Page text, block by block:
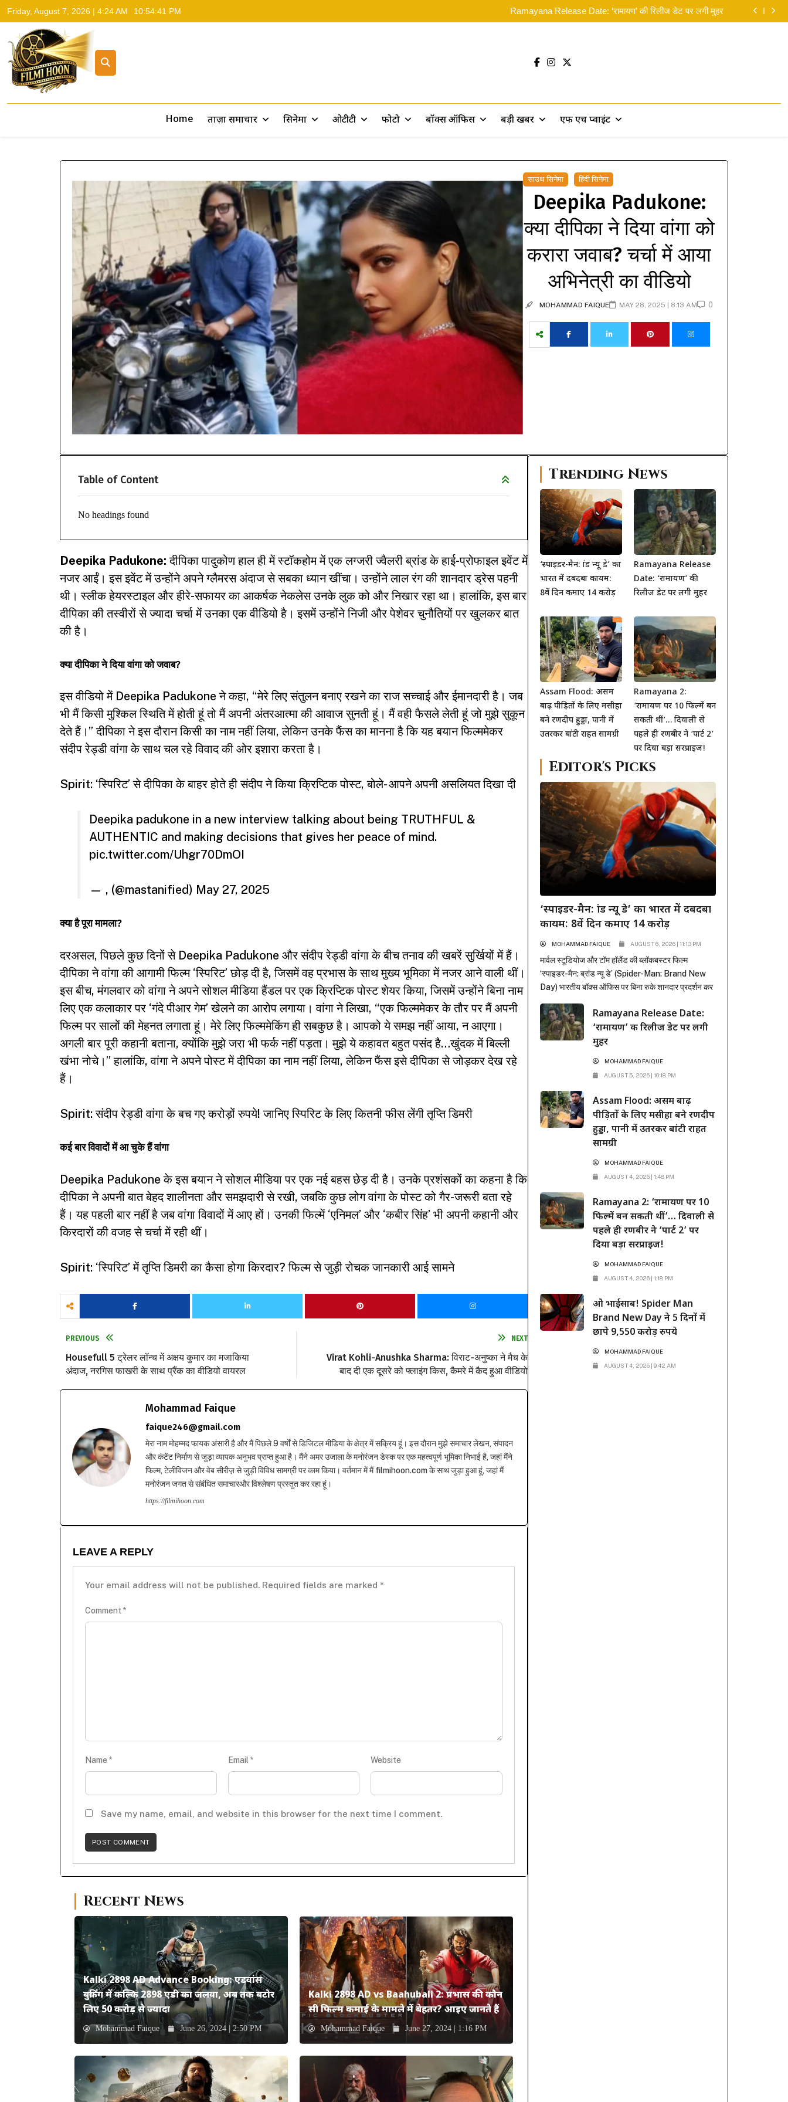
Friday, August 7, 2026 | 4:24 AM 10:54:42 PM
Ramayana Release Date: ‘रामायण’ की रिलीज डेट पर लगी मुहर
Assam Flood: असम बाढ़ पीड़ितों के लिए मसीहा बने रणदीप हुड्डा, पानी में उतरकर बांटी राहत सामग्री
Assam Flood: असम बाढ़ पीड़ितों के लिए मसीहा बने रणदीप हुड्डा, पानी में उतरकर बांटी राहत सामग्री
Filmi Hoon Home ताज़ा समाचार सिनेमा ओटीटी फोटो बॉक्स ऑफिस बड़ी खबर एफ एच प्वाइंट
साउथ सिनेमा हिंदी सिनेमा
Deepika Padukone:
क्या दीपिका ने दिया वांगा को
करारा जवाब? चर्चा में आया
अभिनेत्री का वीडियो
MOHAMMAD FAIQUE MAY 28, 2025 | 8:13 AM 0
Table of Content
No headings found
Deepika Padukone: दीपिका पादुकोण हाल ही में स्टॉकहोम में एक लग्जरी ज्वैलरी ब्रांड के हाई-प्रोफाइल इवेंट में
नजर आईं। इस इवेंट में उन्होंने अपने ग्लैमरस अंदाज से सबका ध्यान खींचा। उन्होंने लाल रंग की शानदार ड्रेस पहनी
थी। स्लीक हेयरस्टाइल और हीरे-सफायर का आकर्षक नेकलेस उनके लुक को और निखार रहा था। हालांकि, इस बार
दीपिका की तस्वीरों से ज्यादा चर्चा में उनका एक वीडियो है। इसमें उन्होंने निजी और पेशेवर चुनौतियों पर खुलकर बात
की है।
क्या दीपिका ने दिया वांगा को जवाब?
इस वीडियो में Deepika Padukone ने कहा, “मेरे लिए संतुलन बनाए रखने का राज सच्चाई और ईमानदारी है। जब
भी मैं किसी मुश्किल स्थिति में होती हूं तो मैं अपनी अंतरआत्मा की आवाज सुनती हूं। मैं वही फैसले लेती हूं जो मुझे सुकून
देते हैं।” दीपिका ने इस दौरान किसी का नाम नहीं लिया, लेकिन उनके फैंस का मानना है कि यह बयान फिल्ममेकर
संदीप रेड्डी वांगा के साथ चल रहे विवाद की ओर इशारा करता है।
Spirit: ‘स्पिरिट’ से दीपिका के बाहर होते ही संदीप ने किया क्रिप्टिक पोस्ट, बोले- आपने अपनी असलियत दिखा दी
Deepika padukone in a new interview talking about being TRUTHFUL &
AUTHENTIC and making decisions that gives her peace of mind.
pic.twitter.com/Uhgr70DmOI
— , (@mastanified) May 27, 2025
क्या है पूरा मामला?
दरअसल, पिछले कुछ दिनों से Deepika Padukone और संदीप रेड्डी वांगा के बीच तनाव की खबरें सुर्खियों में हैं।
दीपिका ने वांगा की आगामी फिल्म ‘स्पिरिट’ छोड़ दी है, जिसमें वह प्रभास के साथ मुख्य भूमिका में नजर आने वाली थीं।
इस बीच, मंगलवार को वांगा ने अपने सोशल मीडिया हैंडल पर एक क्रिप्टिक पोस्ट शेयर किया, जिसमें उन्होंने बिना नाम
लिए एक कलाकार पर ‘गंदे पीआर गेम’ खेलने का आरोप लगाया। वांगा ने लिखा, “एक फिल्ममेकर के तौर पर मैं अपनी
फिल्म पर सालों की मेहनत लगाता हूं। मेरे लिए फिल्ममेकिंग ही सबकुछ है। आपको ये समझ नहीं आया, न आएगा।
अगली बार पूरी कहानी बताना, क्योंकि मुझे जरा भी फर्क नहीं पड़ता। मुझे ये कहावत बहुत पसंद है…खुंदक में बिल्ली
खंभा नोचे।” हालांकि, वांगा ने अपने पोस्ट में दीपिका का नाम नहीं लिया, लेकिन फैंस इसे दीपिका से जोड़कर देख रहे
हैं।
Spirit: संदीप रेड्डी वांगा के बच गए करोड़ों रुपये! जानिए स्पिरिट के लिए कितनी फीस लेंगी तृप्ति डिमरी
कई बार विवादों में आ चुके हैं वांगा
Deepika Padukone के इस बयान ने सोशल मीडिया पर एक नई बहस छेड़ दी है। उनके प्रशंसकों का कहना है कि
दीपिका ने अपनी बात बेहद शालीनता और समझदारी से रखी, जबकि कुछ लोग वांगा के पोस्ट को गैर-जरूरी बता रहे
हैं। यह पहली बार नहीं है जब वांगा विवादों में आए हों। उनकी फिल्में ‘एनिमल’ और ‘कबीर सिंह’ भी अपनी कहानी और
किरदारों की वजह से चर्चा में रही थीं।
Spirit: ‘स्पिरिट’ में तृप्ति डिमरी का कैसा होगा किरदार? फिल्म से जुड़ी रोचक जानकारी आई सामने
PREVIOUS
Housefull 5 ट्रेलर लॉन्च में अक्षय कुमार का मजाकिया
अंदाज, नरगिस फाखरी के साथ प्रैंक का वीडियो वायरल
NEXT
Virat Kohli-Anushka Sharma: विराट-अनुष्का ने मैच के
बाद दी एक दूसरे को फ्लाइंग किस, कैमरे में कैद हुआ वीडियो
Mohammad Faique
faique246@gmail.com
मेरा नाम मोहम्मद फायक अंसारी है और मैं पिछले 9 वर्षों से डिजिटल मीडिया के क्षेत्र में सक्रिय हूं। इस दौरान मुझे समाचार लेखन, संपादन
और कंटेंट निर्माण से जुड़ा व्यापक अनुभव प्राप्त हुआ है। मैंने अमर उजाला के मनोरंजन डेस्क पर एक महत्वपूर्ण भूमिका निभाई है, जहां मैंने
फिल्म, टेलीविजन और वेब सीरीज़ से जुड़ी विविध सामग्री पर काम किया। वर्तमान में मैं filmihoon.com के साथ जुड़ा हुआ हूं, जहां मैं
मनोरंजन जगत से संबंधित समाचारऔर विश्लेषण प्रस्तुत कर रहा हूं।
https://filmihoon.com
LEAVE A REPLY
Your email address will not be published. Required fields are marked *
Comment *
Name * Email * Website
Save my name, email, and website in this browser for the next time I comment.
Recent News
Kalki 2898 AD Advance Booking: एडवांस
बुकिंग में कल्कि 2898 एडी का जलवा, अब तक बटोर
लिए 50 करोड़ से ज्यादा
Mohammad Faique June 26, 2024 | 2:50 PM
Kalki 2898 AD vs Baahubali 2: प्रभास की कौन
सी फिल्म कमाई के मामले में बेहतर? आइए जानते हैं
Mohammad Faique June 27, 2024 | 1:16 PM
Trending News
‘स्पाइडर-मैन: ब्रांड न्यू डे’ का
भारत में दबदबा कायम:
8वें दिन कमाए 14 करोड़
Ramayana Release
Date: ‘रामायण’ की
रिलीज डेट पर लगी मुहर
Assam Flood: असम
बाढ़ पीड़ितों के लिए मसीहा
बने रणदीप हुड्डा, पानी में
उतरकर बांटी राहत सामग्री
Ramayana 2:
‘रामायण पर 10 फिल्में बन
सकती थीं’… दिवाली से
पहले ही रणबीर ने ‘पार्ट 2’
पर दिया बड़ा सरप्राइज!
Editor's Picks
‘स्पाइडर-मैन: ब्रांड न्यू डे’ का भारत में दबदबा
कायम: 8वें दिन कमाए 14 करोड़
MOHAMMAD FAIQUE AUGUST 6, 2026 | 11:13 PM
मार्वल स्टूडियोज और टॉम हॉलैंड की ब्लॉकबस्टर फिल्म
‘स्पाइडर-मैन: ब्रांड न्यू डे’ (Spider-Man: Brand New
Day) भारतीय बॉक्स ऑफिस पर बिना रुके शानदार प्रदर्शन कर
दूसरे हफ्ते के कामकाजी दिनों में भी सिनेमाघरों में अपनी मजबूत
पकड़ बनाए रखी है। रिलीज के...
Ramayana Release Date:
‘रामायण’ की रिलीज डेट पर लगी
मुहर
MOHAMMAD FAIQUE
AUGUST 5, 2026 | 10:18 PM
Assam Flood: असम बाढ़
पीड़ितों के लिए मसीहा बने रणदीप
हुड्डा, पानी में उतरकर बांटी राहत
सामग्री
MOHAMMAD FAIQUE
AUGUST 4, 2026 | 1:48 PM
Ramayana 2: ‘रामायण पर 10
फिल्में बन सकती थीं’… दिवाली से
पहले ही रणबीर ने ‘पार्ट 2’ पर
दिया बड़ा सरप्राइज!
MOHAMMAD FAIQUE
AUGUST 4, 2026 | 1:18 PM
ओ भाईसाब! Spider Man
Brand New Day ने 5 दिनों में
छापे 9,550 करोड़ रुपये
MOHAMMAD FAIQUE
AUGUST 4, 2026 | 9:42 AM